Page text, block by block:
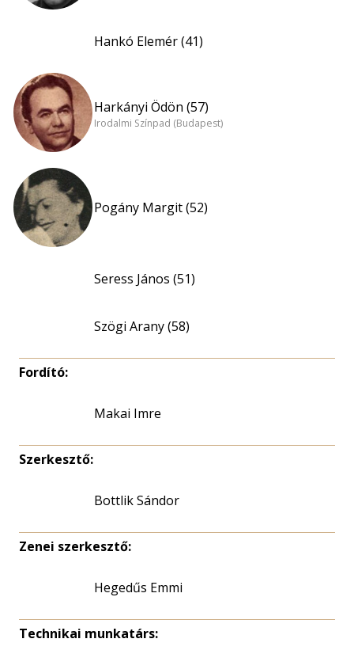
Hankó Elemér (41)
Harkányi Ödön (57)
Irodalmi Színpad (Budapest)
Pogány Margit (52)
Seress János (51)
Szögi Arany (58)
Fordító:
Makai Imre
Szerkesztő:
Bottlik Sándor
Zenei szerkesztő:
Hegedűs Emmi
Technikai munkatárs: